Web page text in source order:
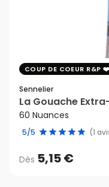
COUP DE COEUR R&P
Sennelier
La Gouache
60 Nuances
5/5 (1
Dès 5,15 €